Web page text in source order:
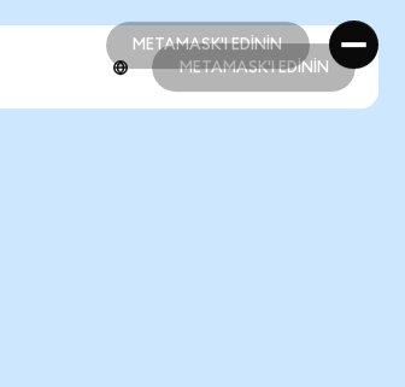
METAMASK'I EDİNİN
METAMASK'I EDİNİN
METAMASK'I EDİNİN